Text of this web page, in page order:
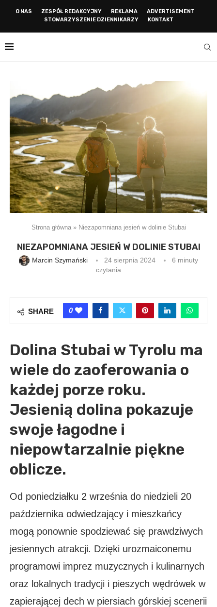
O NAS ZESPÓŁ REDAKCYJNY REKLAMA
ADVERTISEMENT
STOWARZYSZENIE DZIENNIKARZY
KONTAKT
Strona główna» Niezapomniana jesień w dolinie Stubai
NIEZAPOMNIANA JESIEŃ W DOLINIE STUBAI
Marcin Szymański 24 sierpnia 2024
6 minuty
czytania
SHARE 0
Dolina Stubai w Tyrolu ma
wiele do zaoferowania o
każdej porze roku.
Jesienią dolina pokazuje
swoje łagodne i
niepowtarzalnie piękne
oblicze.
Od poniedziałku 2 września do niedzieli 20
października odwiedzający i mieszkańcy
mogą ponownie spodziewać się prawdziwych
jesiennych atrakcji. Dzięki urozmaiconemu
programowi imprez muzycznych i kulinarnych
oraz lokalnych tradycji i pieszych wędrówek w
zapierającej dech w piersiach górskiej scenerii